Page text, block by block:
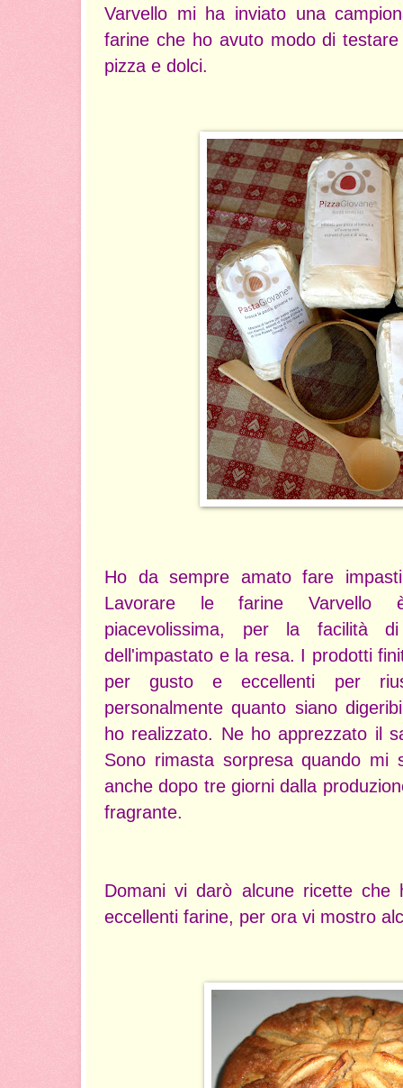
Varvello mi ha inviato una
farine che ho avuto modo di
pizza e dolci.
Ho da sempre amato fare
Lavorare le farine Varvello
piacevolissima, per la facilità di
dell'impastato e la resa. I prodotti
per gusto e eccellenti per
personalmente quanto siano
ho realizzato. Ne ho apprezzato il
Sono rimasta sorpresa quando mi
anche dopo tre giorni dalla
fragrante.
Domani vi darò alcune ricette che
eccellenti farine, per ora vi mostro